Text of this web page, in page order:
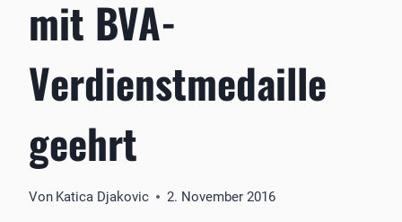
mit BVA-
Verdienstmedaille
geehrt
Von Katica Djakovic 2. November 2016